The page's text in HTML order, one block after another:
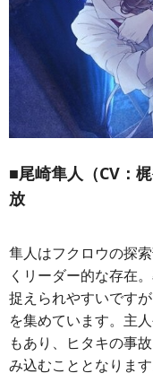
■尾崎隼人（CV：
放
隼人はフクロウの探
くリーダー的な存在
捉えられやすいです
を集めています。主
もあり、ヒタキの事
み込むこととなります